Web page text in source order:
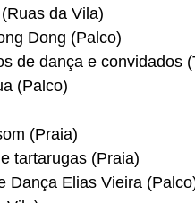
da Vila)
Dong (Palco)
de dança e convidados
(Palco)
(Praia)
tartarugas (Praia)
Dança Elias Vieira